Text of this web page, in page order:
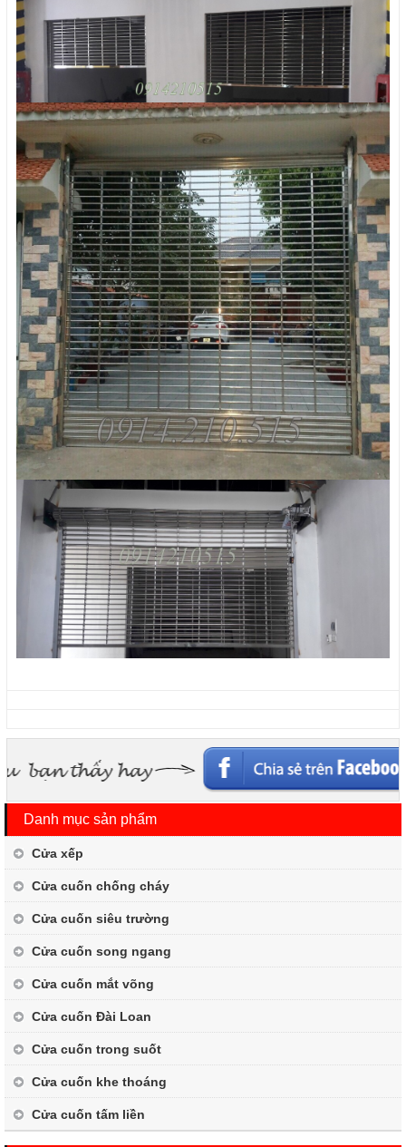
Danh mục sản phẩm
Cửa xếp
Cửa cuốn chống cháy
Cửa cuốn siêu trường
Cửa cuốn song ngang
Cửa cuốn mắt võng
Cửa cuốn Đài Loan
Cửa cuốn trong suốt
Cửa cuốn khe thoáng
Cửa cuốn tấm liền